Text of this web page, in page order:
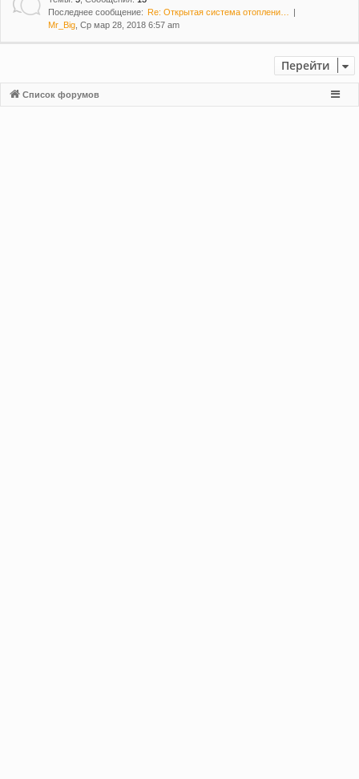
Последнее сообщение: Re: Открытая система отоплени…
Mr_Big , Ср мар 28, 2018 6:57 am
Перейти
Список форумов